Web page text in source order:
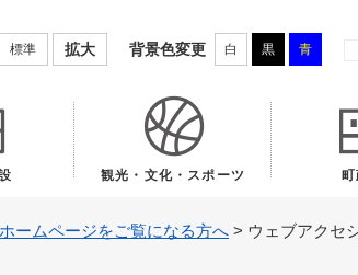
標準 拡大 背景色変更 白 黒 青
観光・文化・スポーツ 町
ームページをご覧になる方へ > ウェブアクセ